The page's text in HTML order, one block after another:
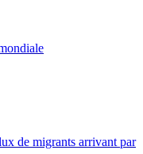
de migrants arrivant par